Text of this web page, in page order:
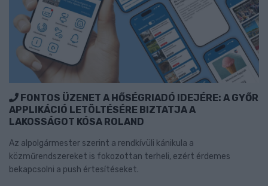
FONTOS ÜZENET A HŐSÉGRIADÓ IDEJÉRE: A GYŐR
APPLIKÁCIÓ LETÖLTÉSÉRE BIZTATJA A
LAKOSSÁGOT KÓSA ROLAND
Az alpolgármester szerint a rendkívüli kánikula a
közműrendszereket is fokozottan terheli, ezért érdemes
bekapcsolni a push értesítéseket.